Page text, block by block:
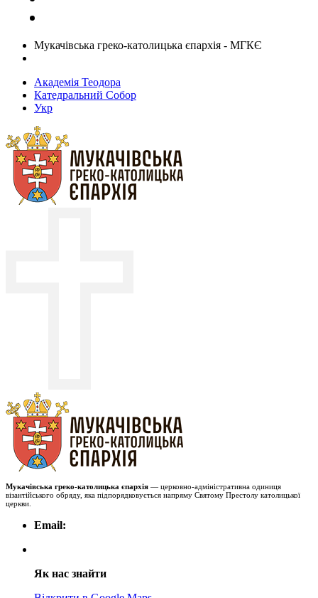
Мукачівська греко-католицька єпархія - МГКЄ
Академія Теодора
Катедральний Собор
Укр
Мукачівська греко-католицька єпархія — церковно-адміністративна одиниця
візантійського обряду, яка підпорядковується напряму Святому Престолу католицької
церкви.
Email:
Як нас знайти